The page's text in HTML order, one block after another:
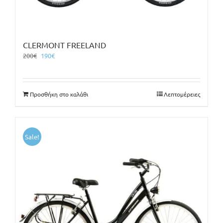
CLERMONT FREELAND
200€ Original
190€Η
190€.
Προσθήκη στο καλάθι Λεπτομέρειες
Sale!